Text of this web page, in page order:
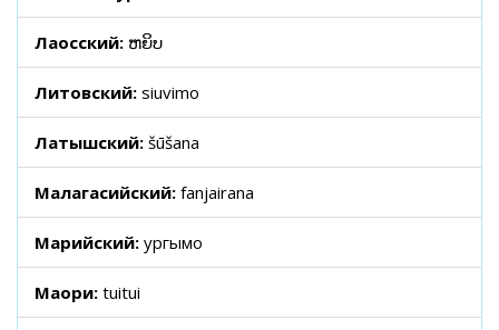
Лаосский: ຫຍິບ
Литовский: siuvimo
Латышский: šūšana
Малагасийский: fanjairana
Марийский: ургымо
Маори: tuitui